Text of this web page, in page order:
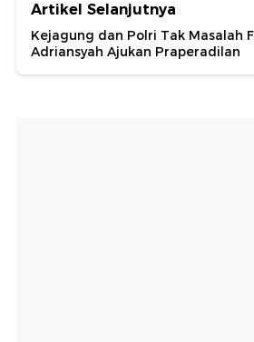
Artikel Selanjutnya
Kejagung dan Polri Tak Masalah
Adriansyah Ajukan Praperadilan